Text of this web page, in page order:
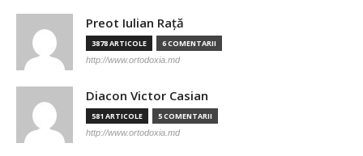
Preot Iulian Raţă
3878 ARTICOLE 6 COMENTARII
http://www.ortodoxia.md
Diacon Victor Casian
581 ARTICOLE 5 COMENTARII
http://www.ortodoxia.md